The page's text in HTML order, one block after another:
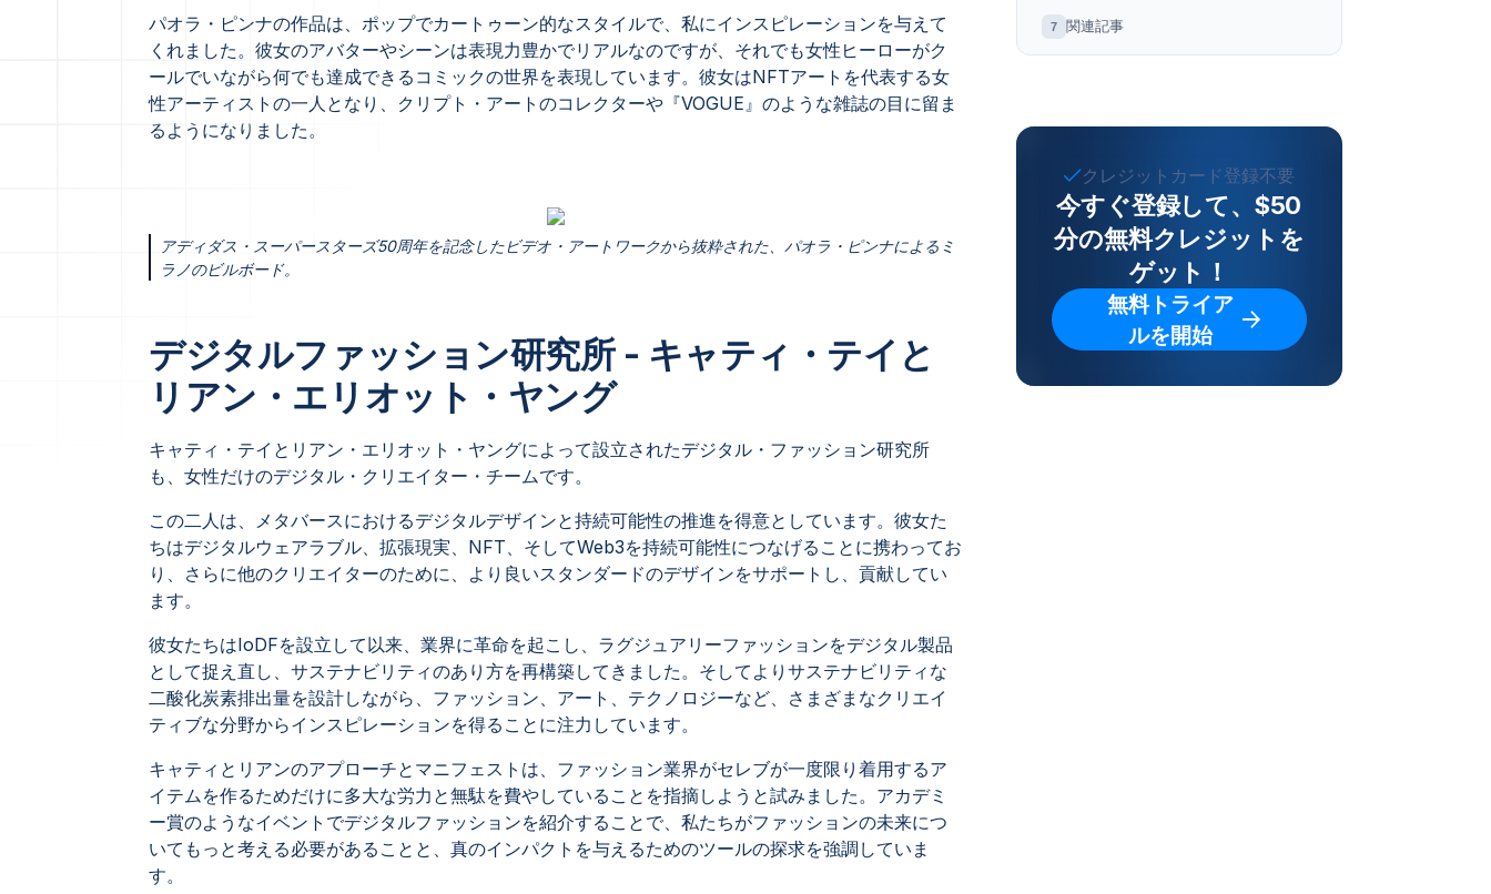
パオラ・ピンナの作品は、ポップでカートゥーン的なスタイルで、私にインスピレーションを与えて
くれました。彼女のアバターやシーンは表現力豊かでリアルなのですが、それでも女性ヒーローがク
ールでいながら何でも達成できるコミックの世界を表現しています。彼女はNFTアートを代表する女
性アーティストの一人となり、クリプト・アートのコレクターや『VOGUE』のような雑誌の目に留ま
るようになりました。
アディダス・スーパースターズ50周年を記念したビデオ・アートワークから抜粋された、パオラ・ピンナによるミ
ラノのビルボード。
デジタルファッション研究所 - キャティ・テイと
リアン・エリオット・ヤング
キャティ・テイとリアン・エリオット・ヤングによって設立されたデジタル・ファッション研究所
も、女性だけのデジタル・クリエイター・チームです。
この二人は、メタバースにおけるデジタルデザインと持続可能性の推進を得意としています。彼女た
ちはデジタルウェアラブル、拡張現実、NFT、そしてWeb3を持続可能性につなげることに携わってお
り、さらに他のクリエイターのために、より良いスタンダードのデザインをサポートし、貢献してい
ます。
彼女たちはIoDFを設立して以来、業界に革命を起こし、ラグジュアリーファッションをデジタル製品
として捉え直し、サステナビリティのあり方を再構築してきました。そしてよりサステナビリティな
二酸化炭素排出量を設計しながら、ファッション、アート、テクノロジーなど、さまざまなクリエイ
ティブな分野からインスピレーションを得ることに注力しています。
キャティとリアンのアプローチとマニフェストは、ファッション業界がセレブが一度限り着用するア
イテムを作るためだけに多大な労力と無駄を費やしていることを指摘しようと試みました。アカデミ
ー賞のようなイベントでデジタルファッションを紹介することで、私たちがファッションの未来につ
いてもっと考える必要があることと、真のインパクトを与えるためのツールの探求を強調していま
す。
7 関連記事
クレジットカード登録不要
今すぐ登録して、$50
分の無料クレジットを
ゲット！
無料トライア
ルを開始